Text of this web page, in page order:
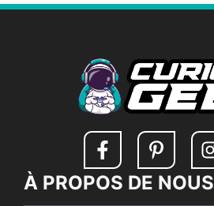
À PROPOS DE NOUS